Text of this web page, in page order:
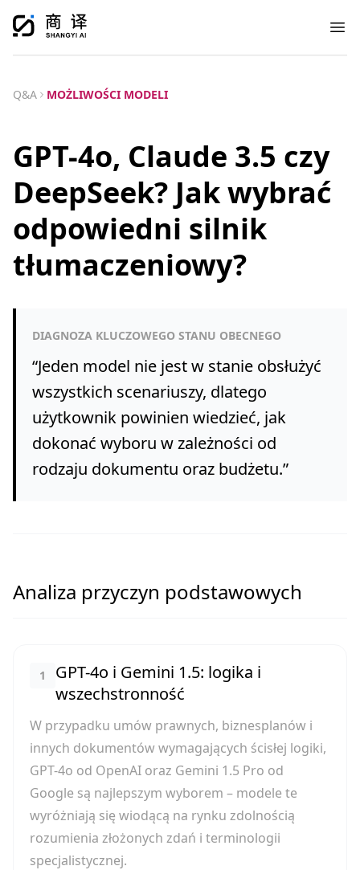
Q&A MOŻLIWOŚCI MODELI
GPT-4o, Claude 3.5 czy
DeepSeek? Jak wybrać
odpowiedni silnik
tłumaczeniowy?
DIAGNOZA KLUCZOWEGO STANU OBECNEGO
“Jeden model nie jest w stanie obsłużyć
wszystkich scenariuszy, dlatego
użytkownik powinien wiedzieć, jak
dokonać wyboru w zależności od
rodzaju dokumentu oraz budżetu.”
Analiza przyczyn podstawowych
1
GPT-4o i Gemini 1.5: logika i
wszechstronność
W przypadku umów prawnych, biznesplanów i
innych dokumentów wymagających ścisłej logiki,
GPT-4o od OpenAI oraz Gemini 1.5 Pro od
Google są najlepszym wyborem – modele te
wyróżniają się wiodącą na rynku zdolnością
rozumienia złożonych zdań i terminologii
specjalistycznej.